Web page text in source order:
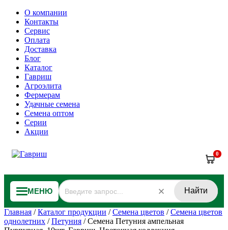
О компании
Контакты
Сервис
Оплата
Доставка
Блог
Каталог
Гавриш
Агроэлита
Фермерам
Удачные семена
Семена оптом
Серии
Акции
0
МЕНЮ Найти
Главная /Каталог продукции /Семена цветов /Семена цветов
однолетних /Петуния /Семена Петуния ампельная